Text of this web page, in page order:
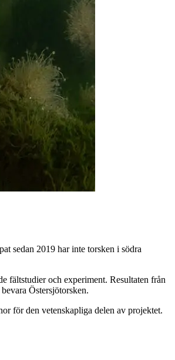
sedan 2019 har inte torsken i södra
fältstudier och experiment. Resultaten från
Östersjötorsken.
för den vetenskapliga delen av projektet.